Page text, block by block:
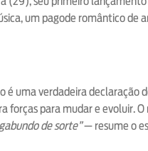
um pagode romântico de
é uma verdadeira declaração
forças para mudar e evoluir.
de sorte”— resume o